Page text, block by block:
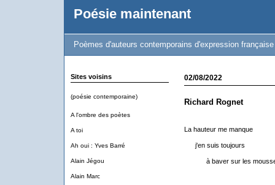
Poésie maintenant
Poèmes d'auteurs contemporains d'expression française
Sites voisins
(poésie contemporaine)
A l'ombre des poètes
A toi
Ah oui : Yves Barré
Alain Jégou
Alain Marc
02/08/2022
Richard Rognet
La hauteur me manque
j'en suis toujours
à baver sur les